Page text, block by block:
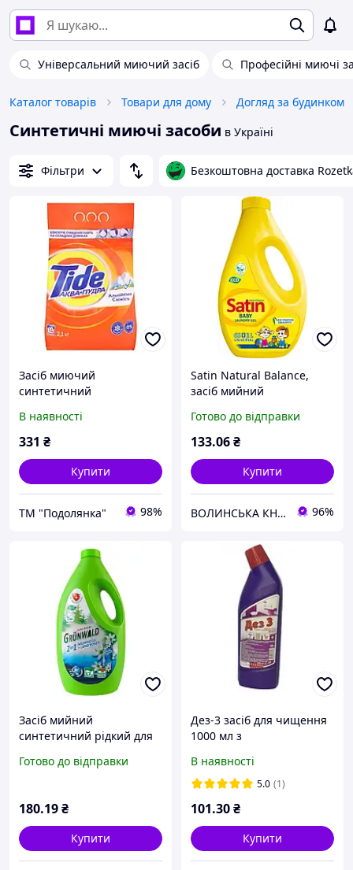
Універсальний миючий засіб Професійні миючі
Каталог товарів Товари для дому Догляд за будинком
Синтетичні миючі засоби в Україні
Фільтри Безкоштовна доставка
Засіб миючий
синтетичний
Аква-Пудра автомат 2.1 кг
В наявності
331 ₴
Купити
ТМ "Подолянка" 98%
Satin Natural Balance,
засіб мийний
дитячого одягу рідкий, 3,7
кg
Готово до відправки
133.06₴
Купити
ВОЛИНСЬКА КНОПКА 96%
Засіб мийний
синтетичний рідкий для
білих тканин ТМ
Готово до відправки
180.19₴
Купити
Дез-3 засіб для чищення
1000 мл з
обробкою
В наявності
5.0 (1)
101.30₴
Купити